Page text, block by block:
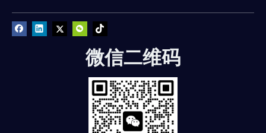
微信二维码